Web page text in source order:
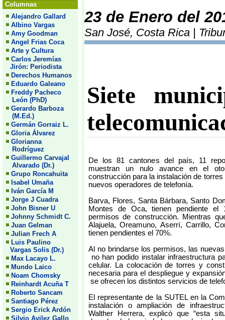
Columnas
Alejandro Gallard
Albino Vargas
Amy Goodman
Angel Frias Coca
Arte y Cultura
Carlos Jeremías
Jirón: Periodista
Derechos Humanos
Eduardo Galeano
Freddy Pacheco
León (PhD)
Gerardo Barboza
(M.Ed.)
Germán Gorraiz L.
Gloria Álvarez
Glorianna
Rodríguez
Guillermo Carvajal
Alvarado (Dr.)
Grupo Roncahuita
Isabel Umaña
Iván García M
Jorge J Cuadra
John Bisner U
Johnny Schmidt C.
Juan Gelman
Julian Frech A
Luis Paulino
Vargas Solis (Dr.)
Max Lacayo L.
Mundo Laico
Noam Chomsky
Reinhardt Acuña T
Roberto Sancam
Santiago Pérez
Sergio Erick Ardón
Silvio Avilez Gallo
23 de Enero del
San José, Costa Rica |
Siete
De los 81 cantones del país, 11
muestran un nulo avance en el
construcción para la instalación de
nuevos operadores de telefonía.
Barva, Flores, Santa Bárbara, Santo
Montes de Oca, tienen pendiente el
permisos de construcción. Mientras
Alajuela, Oreamuno, Aserrí, Carrillo,
tienen pendientes el 70%.
Al no brindarse los permisos, las
no han podido instalar infraestructura
celular. La colocación de torres y
necesaria para el despliegue y
se ofrecen los distintos servicios de
El representante de la SUTEL en la
instalación o ampliación de
Walther Herrera, explicó que “esta